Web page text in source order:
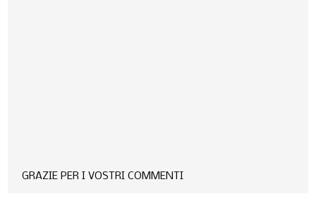
GRAZIE PER I VOSTRI COMMENTI